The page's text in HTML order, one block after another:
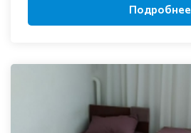
Подробнее